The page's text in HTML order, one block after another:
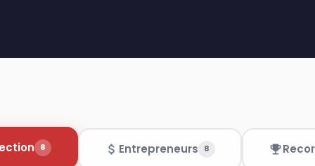
8 Entrepreneurs 8